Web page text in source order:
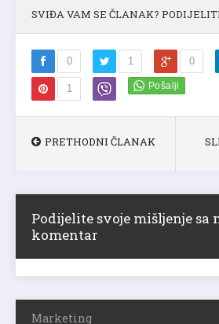
SVIĐA VAM SE ČLANAK?
0 1 0
1
PRETHODNI ČLANAK
Podijelite svoje mišljenje sa
komentar
Marketing